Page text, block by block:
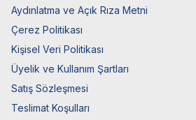
Aydınlatma ve Açık Rıza Metni
Çerez Politikası
Kişisel Veri Politikası
Üyelik ve Kullanım Şartları
Satış Sözleşmesi
Teslimat Koşulları